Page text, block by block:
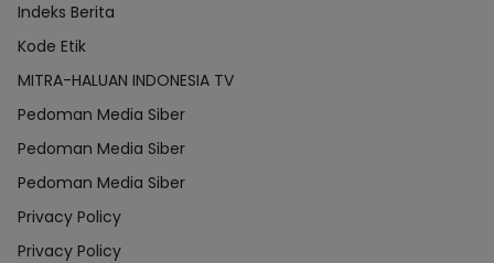
Indeks Berita
Kode Etik
MITRA-HALUAN INDONESIA TV
Pedoman Media Siber
Pedoman Media Siber
Pedoman Media Siber
Privacy Policy
Privacy Policy